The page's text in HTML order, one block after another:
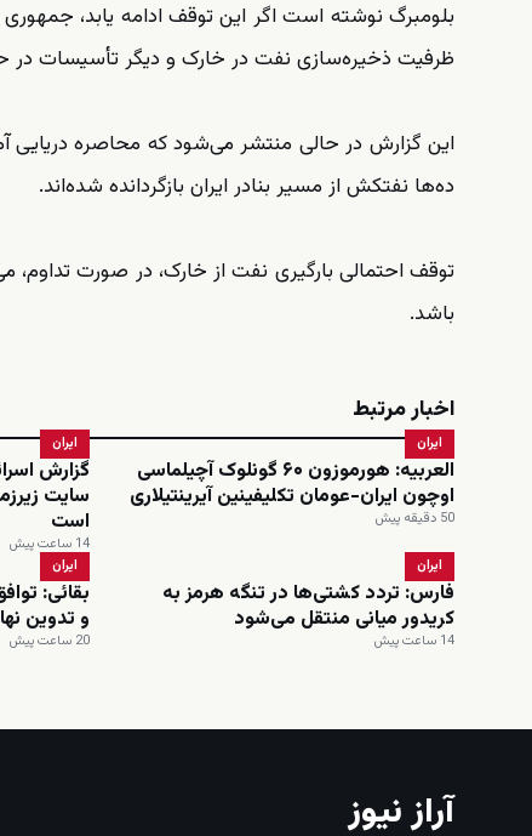
بلومبرگ نوشته است اگر این توقف ادامه یابد،
ظرفیت ذخیره‌سازی نفت در خارک و دیگر تأسیسات
این گزارش در حالی منتشر می‌شود که محاصره دریایی
ده‌ها نفتکش از مسیر بنادر ایران بازگردانده شده‌اند.
توقف احتمالی بارگیری نفت از خارک، در صورت
باشد.
اخبار مرتبط
ایران
العربیه: هورموزون ۶۰ گونلوک آچیلماسی
اوچون ایران-عومان تکلیفینین آیرینتیلاری
50 دقیقه پیش
ایران
گزارش
سایت
است
14 ساعت پیش
ایران
فارس: تردد کشتی‌ها در تنگه هرمز به
کریدور میانی منتقل می‌شود
14 ساعت پیش
ایران
بقائی:
و تدوین
20 ساعت پیش
آراز نیوز